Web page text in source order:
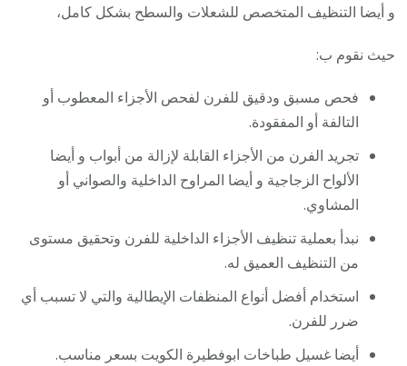
و أيضا التنظيف المتخصص للشعلات والسطح بشكل كامل،
حيث نقوم ب:
فحص مسبق ودقيق للفرن لفحص الأجزاء المعطوب أو
التالفة أو المفقودة.
تجريد الفرن من الأجزاء القابلة لإزالة من أبواب و أيضا
الألواح الزجاجية و أيضا المراوح الداخلية والصواني أو
المشاوي.
نبدأ بعملية تنظيف الأجزاء الداخلية للفرن وتحقيق مستوى
من التنظيف العميق له.
استخدام أفضل أنواع المنظفات الإيطالية والتي لا تسبب أي
ضرر للفرن.
أيضا غسيل طباخات ابوفطيرة الكويت بسعر مناسب.